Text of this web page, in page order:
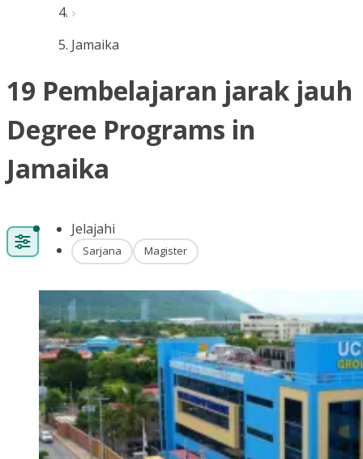
Jamaika
19 Pembelajaran jarak jauh
Degree Programs in
Jamaika
Jelajahi
Sarjana Magister